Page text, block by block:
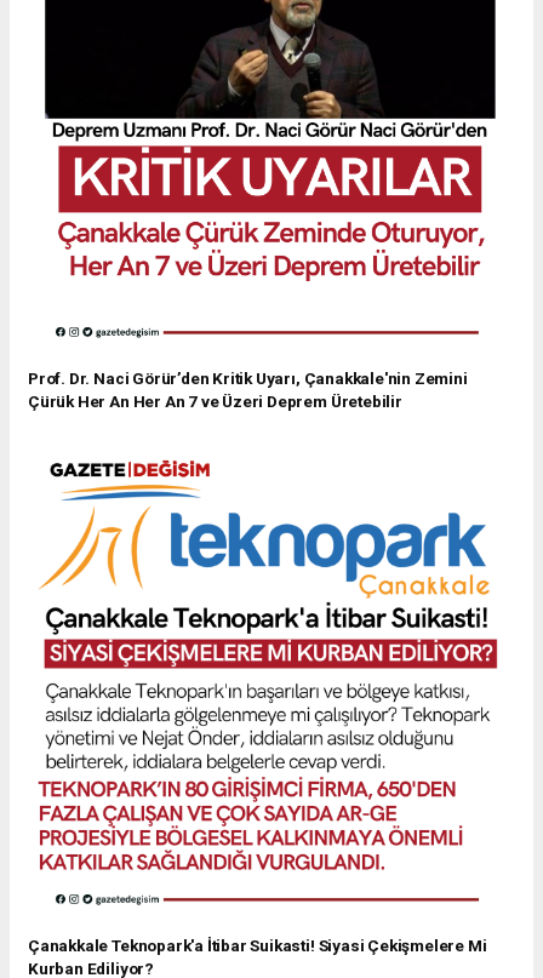
Prof. Dr. Naci Görür’den Kritik Uyarı, Çanakkale'nin Zemini
Çürük Her An Her An 7 ve Üzeri Deprem Üretebilir
Çanakkale Teknopark'a İtibar Suikasti! Siyasi Çekişmelere Mi
Kurban Ediliyor?